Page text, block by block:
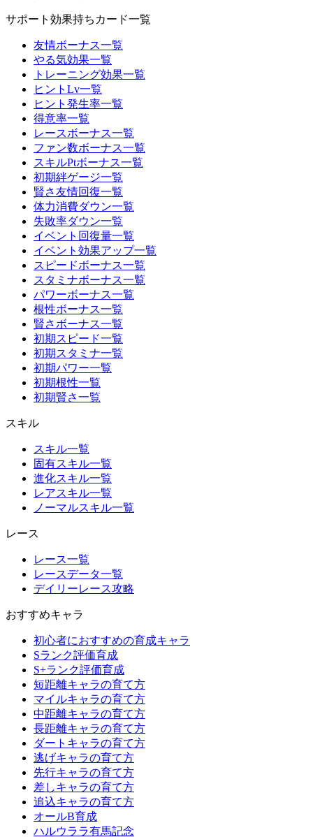
サポート効果持ちカード一覧
友情ボーナス一覧
やる気効果一覧
トレーニング効果一覧
ヒントLv一覧
ヒント発生率一覧
得意率一覧
レースボーナス一覧
ファン数ボーナス一覧
スキルPtボーナス一覧
初期絆ゲージ一覧
賢さ友情回復一覧
体力消費ダウン一覧
失敗率ダウン一覧
イベント回復量一覧
イベント効果アップ一覧
スピードボーナス一覧
スタミナボーナス一覧
パワーボーナス一覧
根性ボーナス一覧
賢さボーナス一覧
初期スピード一覧
初期スタミナ一覧
初期パワー一覧
初期根性一覧
初期賢さ一覧
スキル
スキル一覧
固有スキル一覧
進化スキル一覧
レアスキル一覧
ノーマルスキル一覧
レース
レース一覧
レースデータ一覧
デイリーレース攻略
おすすめキャラ
初心者におすすめの育成キャラ
Sランク評価育成
S+ランク評価育成
短距離キャラの育て方
マイルキャラの育て方
中距離キャラの育て方
長距離キャラの育て方
ダートキャラの育て方
逃げキャラの育て方
先行キャラの育て方
差しキャラの育て方
追込キャラの育て方
オールB育成
ハルウララ有馬記念